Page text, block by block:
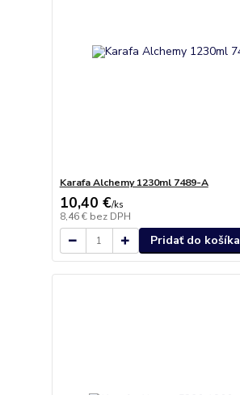
Karafa Alchemy 1230ml 7489-A
10,40 €/ks
8,46 € bez DPH
Pridať do košíka